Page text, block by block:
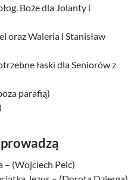
Boże dla Jolanty i
oraz Waleria i Stanisław
łaski dla Seniorów z
parafią)
– (Wojciech Pelc)